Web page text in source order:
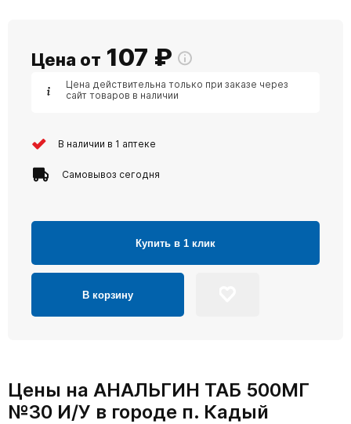
Цена от 107 ₽
Цена действительна только при заказе через
сайт товаров в наличии
В наличии в 1 аптеке
Самовывоз сегодня
Купить в 1 клик
В корзину
Цены на АНАЛЬГИН ТАБ 500МГ
№30 И/У в городе п. Кадый